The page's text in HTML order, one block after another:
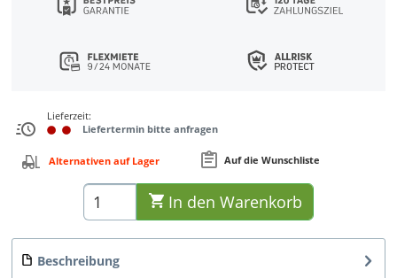
Lieferzeit:
Liefertermin bitte anfragen
Alternativen auf Lager Auf die Wunschliste
In den Warenkorb
Beschreibung